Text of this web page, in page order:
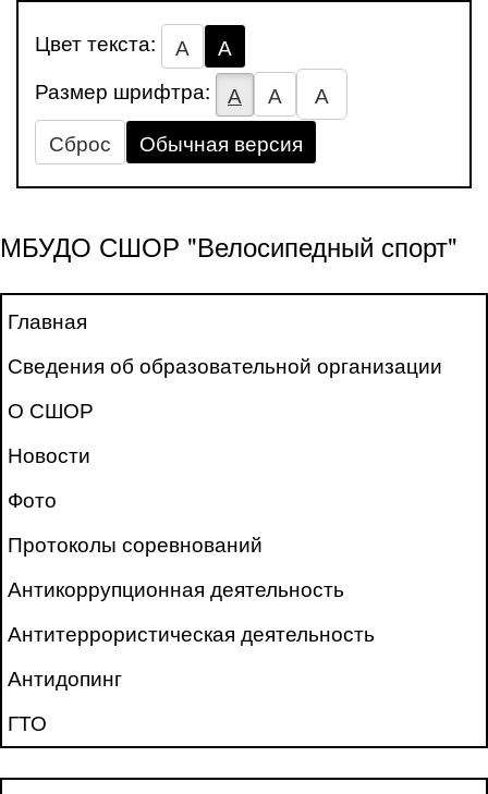
Цвет текста: А
А
Размер шрифтра:
А А
А
Сброс
Обычная версия
МБУДО СШОР "Велосипедный спорт"
Главная
Сведения об образовательной организации
О СШОР
Новости
Фото
Протоколы соревнований
Антикоррупционная деятельность
Антитеррористическая деятельность
Антидопинг
ГТО